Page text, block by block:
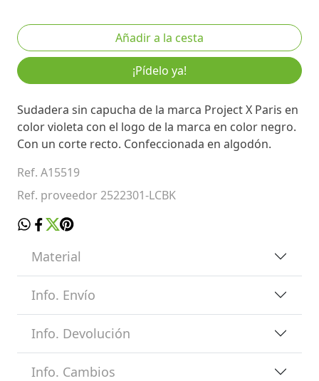
¡Pídelo ya!
Sudadera sin capucha de la marca Project X Paris en
color violeta con el logo de la marca en color negro.
Con un corte recto. Confeccionada en algodón.
Ref. A15519
Ref. proveedor 2522301-LCBK
Material
Info. Envío
Info. Devolución
Info. Cambios